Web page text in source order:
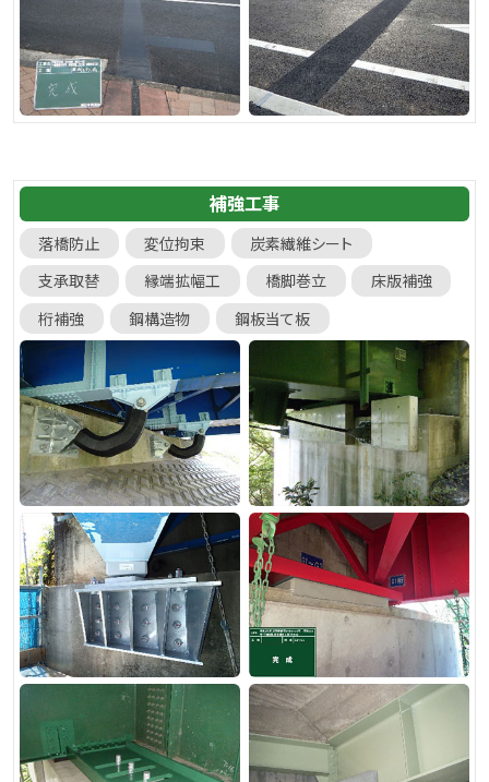
補強工事
落橋防止 変位拘束 炭素繊維シート
支承取替 縁端拡幅工 橋脚巻立 床版補強
桁補強 鋼構造物 鋼板当て板